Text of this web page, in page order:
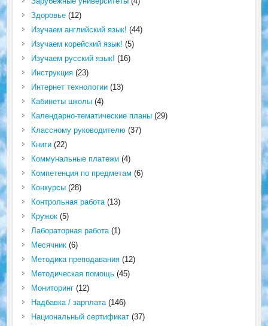
Здоровье(12)
Изучаем английский язык! (44)
Изучаем корейский язык! (5)
Изучаем русский язык! (16)
Инструкция(23)
Интернет технологии(13)
Кабинеты школы(4)
Календарно-тематические планы(29)
Классному руководителю(37)
Книги(22)
Коммунальные платежи(4)
Компетенция по предметам (6)
Конкурсы(28)
Контрольная работа(13)
Кружок(5)
Лабораторная работа(1)
Месячник(6)
Методика преподавания(12)
Методическая помощь(45)
Мониторинг(12)
Надбавка / зарплата(146)
Национальный сертификат(37)